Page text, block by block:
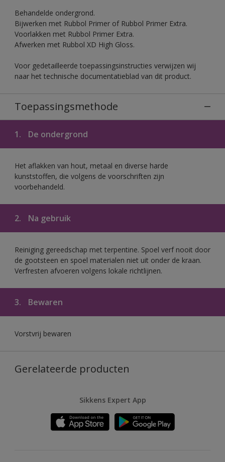
Behandelde ondergrond.
Bijwerken met Rubbol Primer of Rubbol Primer Extra.
Voorlakken met Rubbol Primer Extra.
Afwerken met Rubbol XD High Gloss.
Voor gedetailleerde toepassingsinstructies verwijzen wij
naar het technische documentatieblad van dit product.
Toepassingsmethode
1. De ondergrond
Het aflakken van hout, metaal en diverse harde
kunststoffen, die volgens de voorschriften zijn
voorbehandeld.
2. Na gebruik
Reiniging gereedschap met terpentine. Spoel verf nooit door
de gootsteen en spoel materialen niet uit onder de kraan.
Verfresten afvoeren volgens lokale richtlijnen.
3. Bewaren
Vorstvrij bewaren
Gerelateerde producten
Sikkens Expert App